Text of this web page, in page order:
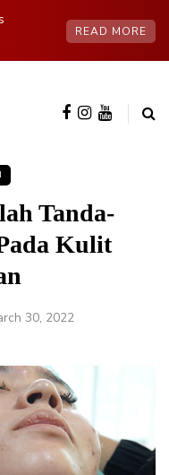
READ MORE
Tanda-
Kulit
30, 2022